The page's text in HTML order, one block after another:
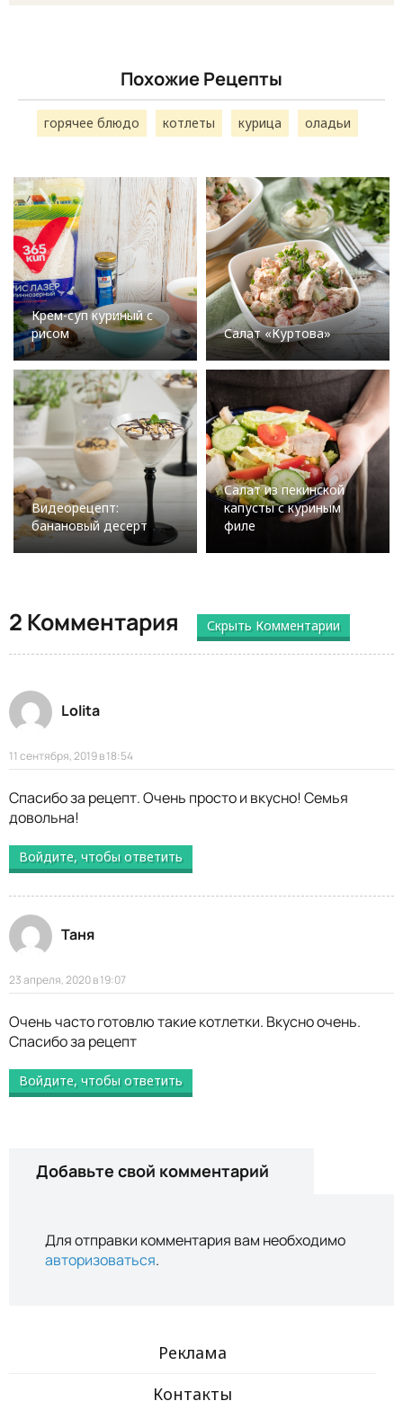
Похожие Рецепты
горячее блюдо котлеты курица оладьи
Крем-суп куриный с
рисом
Салат «Куртова»
Видеорецепт:
банановый десерт
Салат из пекинской
капусты с куриным
филе
2 Комментария Скрыть Комментарии
Lolita
11 сентября, 2019 в 18:54
Спасибо за рецепт. Очень просто и вкусно! Семья
довольна!
Войдите, чтобы ответить
Таня
23 апреля, 2020 в 19:07
Очень часто готовлю такие котлетки. Вкусно очень.
Спасибо за рецепт
Войдите, чтобы ответить
Добавьте свой комментарий
Для отправки комментария вам необходимо
авторизоваться.
Реклама
Контакты